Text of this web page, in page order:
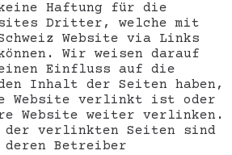
keine Haftung für die
Dritter, welche mit
Website via Links
Wir weisen darauf
Einfluss auf die
Inhalt der Seiten haben,
Website verlinkt ist oder
Website weiter verlinken.
verlinkten Seiten sind
Betreiber